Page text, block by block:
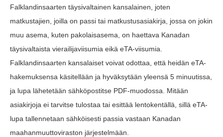
Falklandinsaarten täysivaltainen kansalainen, joten
matkustajien, joilla on passi tai matkustusasiakirja, jossa on jokin
muu asema, kuten pakolaisasema, on haettava Kanadan
täysivaltaista vierailijaviisumia eikä eTA-viisumia.
Falklandinsaarten kansalaiset voivat odottaa, että heidän eTA-
hakemuksensa käsitellään ja hyväksytään yleensä 5 minuutissa,
ja lupa lähetetään sähköpostitse PDF-muodossa. Mitään
asiakirjoja ei tarvitse tulostaa tai esittää lentokentällä, sillä eTA-
lupa tallennetaan sähköisesti passia vastaan Kanadan
maahanmuuttoviraston järjestelmään.